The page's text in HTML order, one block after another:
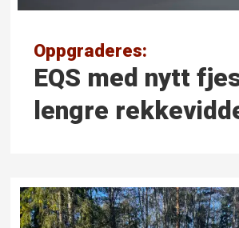
Oppgraderes:
EQS med nytt
lengre